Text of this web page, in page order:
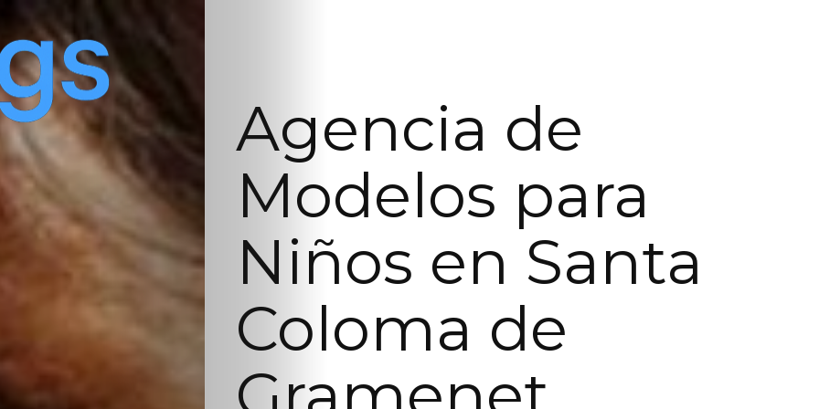
Agencia de
Modelos para
Niños en Santa
Coloma de